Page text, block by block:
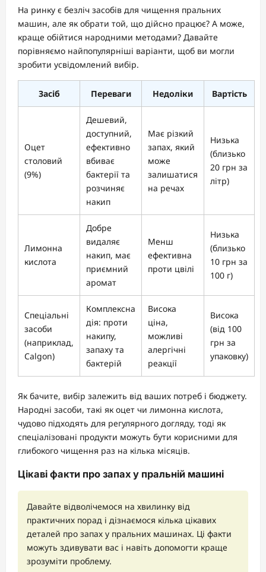
На ринку є безліч засобів для чищення пральних
машин, але як обрати той, що дійсно працює? А може,
краще обійтися народними методами? Давайте
порівняємо найпопулярніші варіанти, щоб ви могли
зробити усвідомлений вибір.
Засіб Переваги Недоліки Вартість
Оцет
столовий
(9%)
Дешевий,
доступний,
ефективно
вбиває
бактерії та
розчиняє
накип
Має різкий
запах, який
може
залишатися
на речах
Низька
(близько
20 грн за
літр)
Лимонна
кислота
Добре
видаляє
накип, має
приємний
аромат
Менш
ефективна
проти цвілі
Низька
(близько
10 грн за
100 г)
Спеціальні
засоби
(наприклад,
Calgon)
Комплексна
дія: проти
накипу,
запаху та
бактерій
Висока
ціна,
можливі
алергічні
реакції
Висока
(від 100
грн за
упаковку)
Як бачите, вибір залежить від ваших потреб і бюджету.
Народні засоби, такі як оцет чи лимонна кислота,
чудово підходять для регулярного догляду, тоді як
спеціалізовані продукти можуть бути корисними для
глибокого чищення раз на кілька місяців.
Цікаві факти про запах у пральній машині
Давайте відволічемося на хвилинку від
практичних порад і дізнаємося кілька цікавих
деталей про запах у пральних машинах. Ці факти
можуть здивувати вас і навіть допомогти краще
зрозуміти проблему.